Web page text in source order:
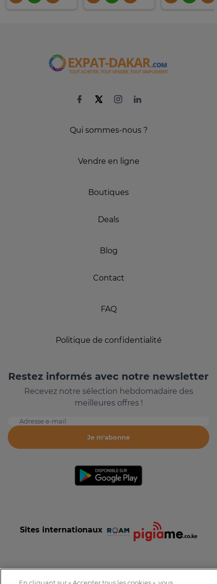
Qui sommes-nous ?
Vendre en ligne
Boutiques
Deals
Blog
Contact
FAQ
Politique de confidentialité
Restez informés avec notre newsletter
Recevez notre sélection hebdomadaire des
meilleures offres !
Adresse e-mail
Je m'abonne
Sites internationaux